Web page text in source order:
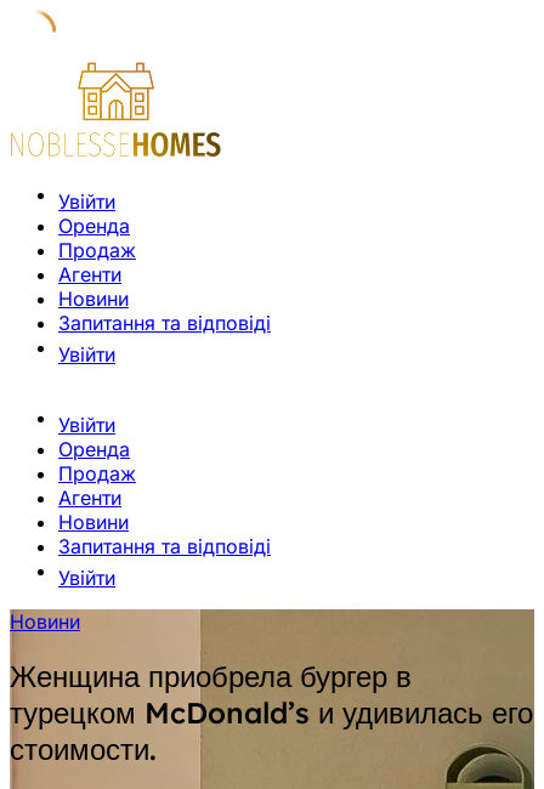
Увійти
Оренда
Продаж
Агенти
Новини
Запитання та відповіді
Увійти
Увійти
Оренда
Продаж
Агенти
Новини
Запитання та відповіді
Увійти
Новини
Женщина приобрела бургер в
турецком McDonald’s и удивилась его
стоимости.